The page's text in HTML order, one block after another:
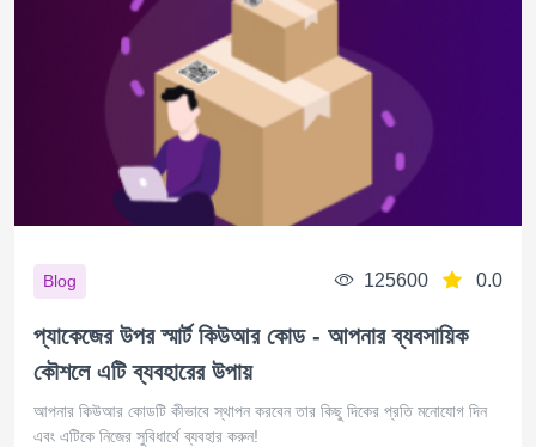
Blog 125600 0.0
প্যাকেজের উপর স্মার্ট কিউআর কোড - আপনার ব্যবসায়িক
কৌশলে এটি ব্যবহারের উপায়
আপনার কিউআর কোডটি কীভাবে স্থাপন করবেন তার কিছু দিকের প্রতি মনোযোগ দিন
এবং এটিকে নিজের সুবিধার্থে ব্যবহার করুন!